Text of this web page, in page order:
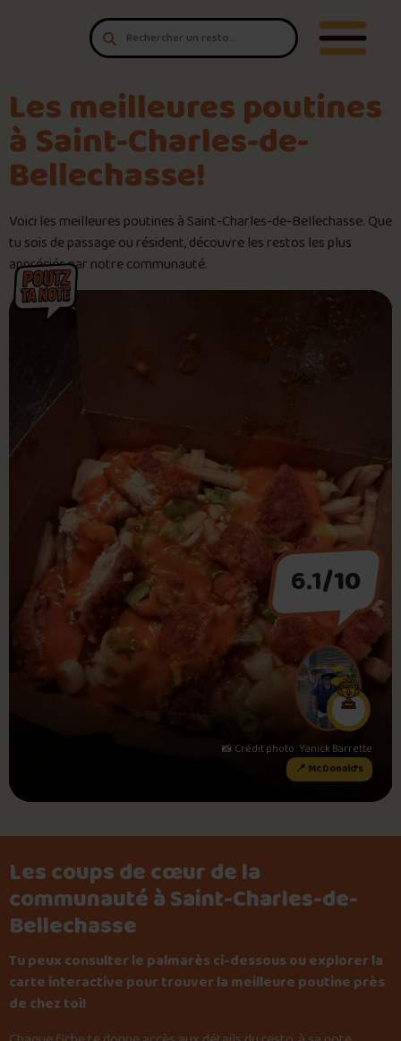
Aller au contenu
Ouvrir/
T'es un vrai
amateur de poutine?
Noter une poutine!
Trouve une POUTZ sur la carte
Palmarès des meilleures
Le palmarès d’Olivier Primeau
Jeu – Connais-tu ta poutine?
Foire aux questions
Me connecter
Les meilleures poutines
à Saint-Charles-de-
Bellechasse!
Voici les meilleures poutines à Saint-Charles-de-Bellechasse. Que
tu sois de passage ou résident, découvre les restos les plus
appréciés par notre communauté.
6.1/10
📸 Crédit photo : Yanick Barrette
📍 McDonald’s
Les coups de cœur de la
communauté à Saint-Charles-de-
Bellechasse
Tu peux consulter le palmarès ci-dessous ou explorer la
carte interactive pour trouver la meilleure poutine près
de chez toi!